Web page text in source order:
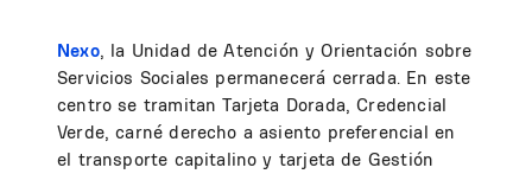
Nexo, la Unidad de Atención y Orientación sobre
Servicios Sociales permanecerá cerrada. En este
centro se tramitan Tarjeta Dorada, Credencial
Verde, carné derecho a asiento preferencial en
el transporte capitalino y tarjeta de Gestión